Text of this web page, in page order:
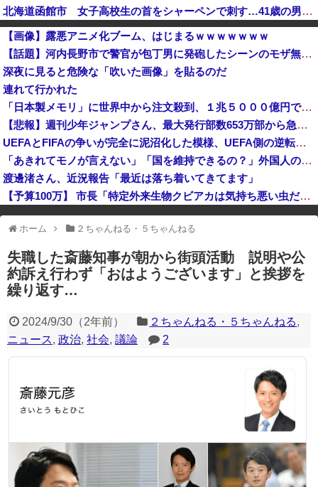
北海道函館市 女子高校生の首をシャーペンで刺す…41歳の男を現行犯逮捕 面識なし [8/5]
各社のAI、続々と暴走 勝手に人間のフリをしてサイバー攻撃を仕掛ける事件が相次ぐ
フェミさん「女性視点の避難所を提言します」
【画像】露悪アニメ化ブーム、はじまるｗｗｗｗｗｗｗ
【話題】河内長野市で警官が包丁男に発砲したシーンのモザ無し映像が公開される。
深夜に見ると危険な「吹いた画像」を貼るのだ
連れて行かれた
「日本製メモリ」に世界中から注文殺到、１兆５０００億円で工場増築へ
【悲報】週刊少年ジャンプさん、最大発行部数653万部から急降下でついに100万部を割ってしまう
UEFAとFIFAの争いが完全に泥沼化した模様、UEFA側の逆転敗北すらあり得るような情勢に……
「あきれてモノが言えない」「国を維持できるの？」外国人の永住許可要件の厳格化で在日中国人の本音は？
渡邊渚さん、近況報告「最近は落ち着いてきてます」
【予算100万】 市長「特定外来生物クビアカは気持ち悪い虫だしそんな需要ないと思う」1匹300円相当の報奨金→初日に42万取られ焦り
※アドブロック等の広告非表示プラグインやアドオンを利用している場合、
一部のコンテンツが表示されなくなったり、サイト全体のレイアウトが崩れ
たりする場合があります。
ホーム ２ちゃんねる・５ちゃんねる
失職した斎藤知事が朝から街頭活動 説明や公
約訴え行わず「おはようございます」と挨拶を
繰り返す…
2024/9/30（2年前） ２ちゃんねる・５ちゃんねる,
ニュース, 政治, 社会, 議論 2